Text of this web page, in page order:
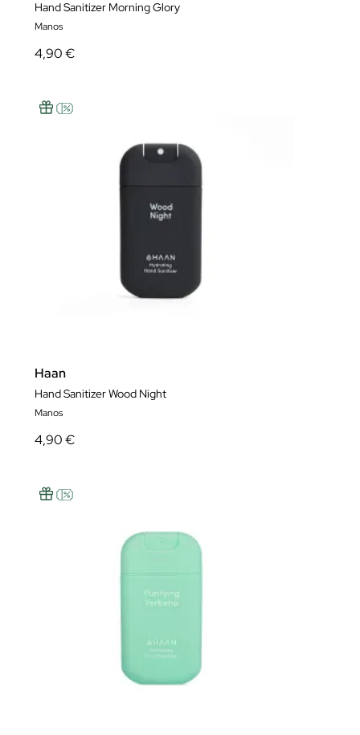
Hand Sanitizer Morning Glory
Manos
4,90 €
Haan
Hand Sanitizer Wood Night
Manos
4,90 €